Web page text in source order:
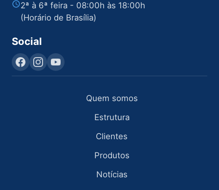
2ª à 6ª feira - 08:00h às 18:00h
(Horário de Brasília)
Social
Quem somos
Estrutura
Clientes
Produtos
Notícias